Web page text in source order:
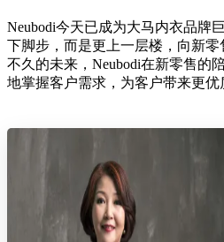
Neubodi今天已成为大马内衣品牌
下脚步，而是更上一层楼，向新
不久的未来，Neubodi在新零售的
地掌握客户需求，为客户带来更优